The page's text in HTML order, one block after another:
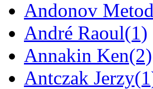
Andonov
André Raoul(1)
Annakin Ken(2)
Antczak Jerzy